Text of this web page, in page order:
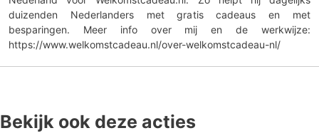
duizenden Nederlanders met gratis cadeaus en met
besparingen. Meer info over mij en de werkwijze:
https://www.welkomstcadeau.nl/over-welkomstcadeau-nl/
Bekijk ook deze acties